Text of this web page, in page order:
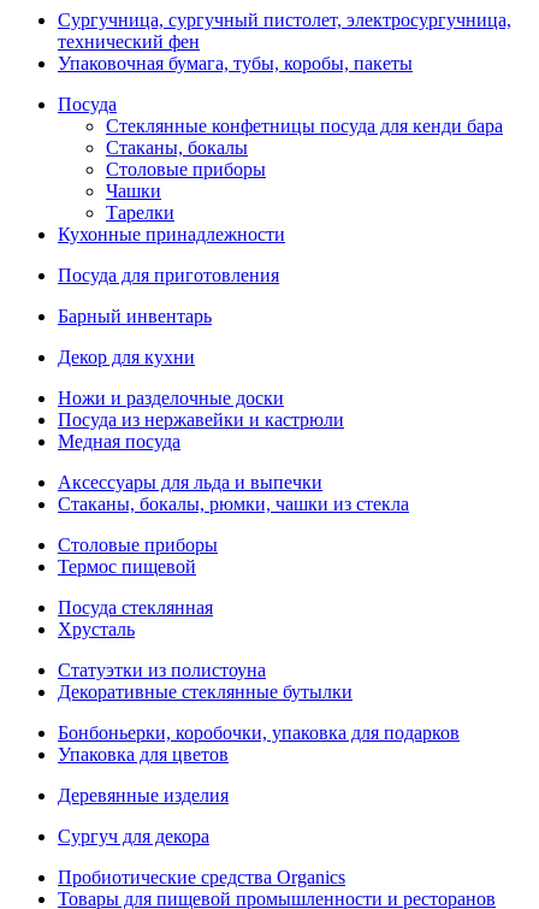
Сургучница, сургучный пистолет, электросургучница,
технический фен
Упаковочная бумага, тубы, коробы, пакеты
Посуда
Стеклянные конфетницы посуда для кенди бара
Стаканы, бокалы
Столовые приборы
Чашки
Тарелки
Кухонные принадлежности
Посуда для приготовления
Барный инвентарь
Декор для кухни
Ножи и разделочные доски
Посуда из нержавейки и кастрюли
Медная посуда
Аксессуары для льда и выпечки
Стаканы, бокалы, рюмки, чашки из стекла
Столовые приборы
Термос пищевой
Посуда стеклянная
Хрусталь
Статуэтки из полистоуна
Декоративные стеклянные бутылки
Бонбоньерки, коробочки, упаковка для подарков
Упаковка для цветов
Деревянные изделия
Сургуч для декора
Пробиотические средства Organics
Товары для пищевой промышленности и ресторанов